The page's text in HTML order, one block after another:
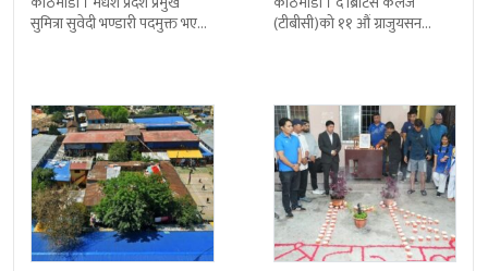
सुमित्रा सुवेदी भण्डारी पदमुक्त भएकी
(टीबीसी)को ११ औं ग्राजुयसन